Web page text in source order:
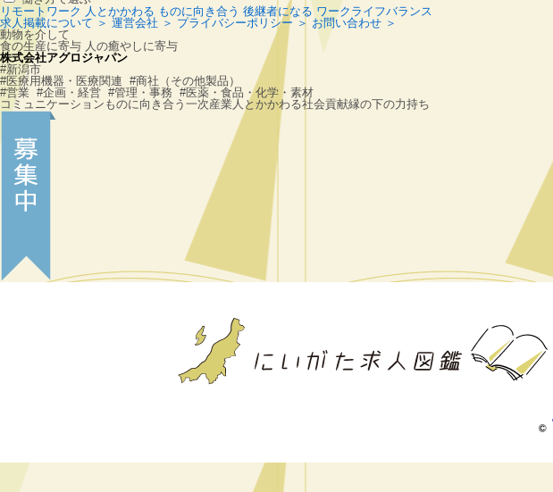
リモートワーク 人とかかわる ものに向き合う 後継者になる ワークライフバランス
求人掲載について ＞ 運営会社 ＞ プライバシーポリシー ＞ お問い合わせ ＞
動物を介して
食の生産に寄与 人の癒やしに寄与
株式会社アグロジャパン
#新潟市
#医療用機器・医療関連 #商社（その他製品）
#営業 #企画・経営 #管理・事務 #医薬・食品・化学・素材
コミュニケーション ものに向き合う 一次産業 人とかかわる社会貢献縁の下の力持ち